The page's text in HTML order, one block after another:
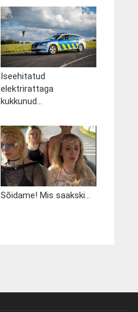
Iseehitatud
elektrirattaga
kukkunud...
Sõidame! Mis saakski...